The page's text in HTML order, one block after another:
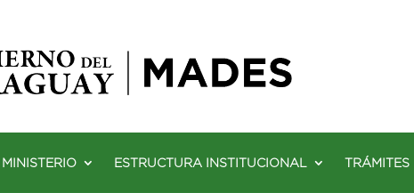
ESTRUCTURA INSTITUCIONAL TRÁMITES